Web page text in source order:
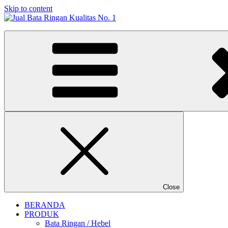
Skip to content
Jual Bata Ringan Kualitas No. 1
Harga Terbaik 2026
Close
BERANDA
PRODUK
Bata Ringan / Hebel